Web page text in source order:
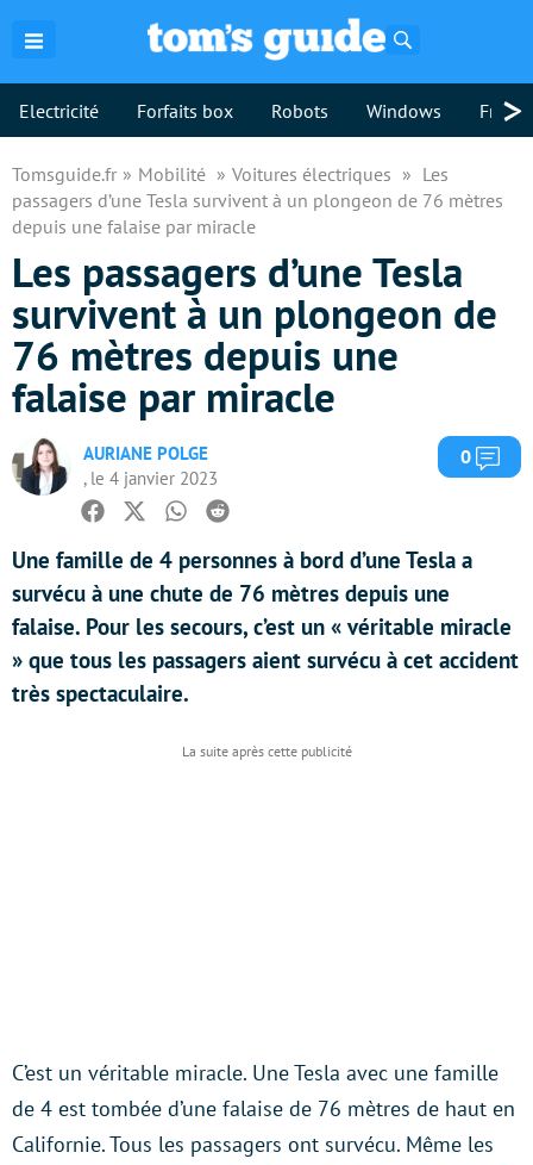
Electricité Forfaits box Robots Windows >
Tomsguide.fr Mobilité Voitures électriques
Les
passagers d’une Tesla survivent à un plongeon de 76 mètres
depuis une falaise par miracle
Les passagers d’une Tesla
survivent à un plongeon de
76 mètres depuis une
falaise par miracle
AURIANE POLGE
, le 4 janvier 2023
0
Facebook
TwitterWhatsapp
Reddit
Une famille de 4 personnes à bord d’une Tesla a
survécu à une chute de 76 mètres depuis une
falaise. Pour les secours, c’est un « véritable miracle
» que tous les passagers aient survécu à cet accident
très spectaculaire.
C’est un véritable miracle. Une Tesla avec une famille
de 4 est tombée d’une falaise de 76 mètres de haut en
Californie. Tous les passagers ont survécu. Même les